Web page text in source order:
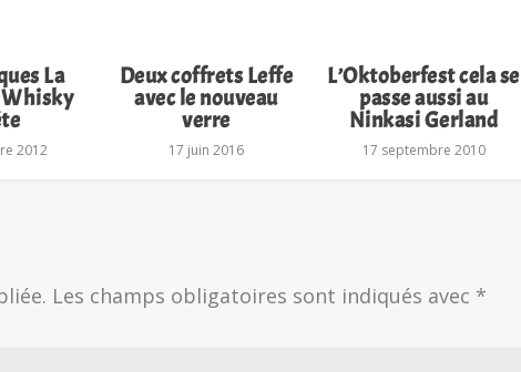
La
Whisky
2012
Deux coffrets Leffe
avec le nouveau
verre
17 juin 2016
L’Oktoberfest cela se
passe aussi au
Ninkasi Gerland
17 septembre 2010
Les champs obligatoires sont indiqués avec *